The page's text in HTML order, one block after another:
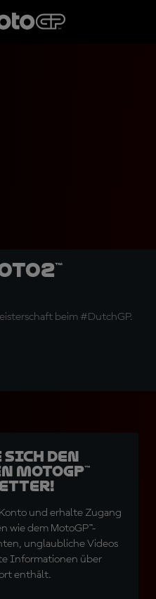
beim #DutchGP.
sich den
und erhalte Zugang
wie dem MotoGP™-
unglaubliche Videos
Informationen über
enthält.